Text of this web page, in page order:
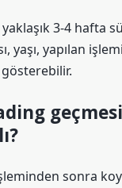
3-4 hafta
yaşı, yapılan
sonra